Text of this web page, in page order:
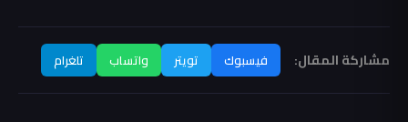
مشاركة المقال: فيسبوك تويتر واتساب تلغرام